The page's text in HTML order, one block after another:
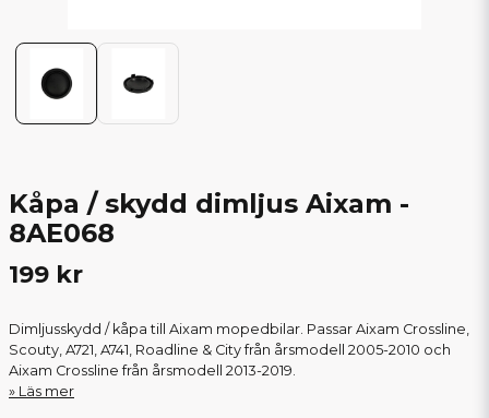
Kåpa / skydd dimljus Aixam -
8AE068
199 kr
Dimljusskydd / kåpa till Aixam mopedbilar. Passar Aixam Crossline,
Scouty, A721, A741, Roadline & City från årsmodell 2005-2010 och
Aixam Crossline från årsmodell 2013-2019.
Läs mer